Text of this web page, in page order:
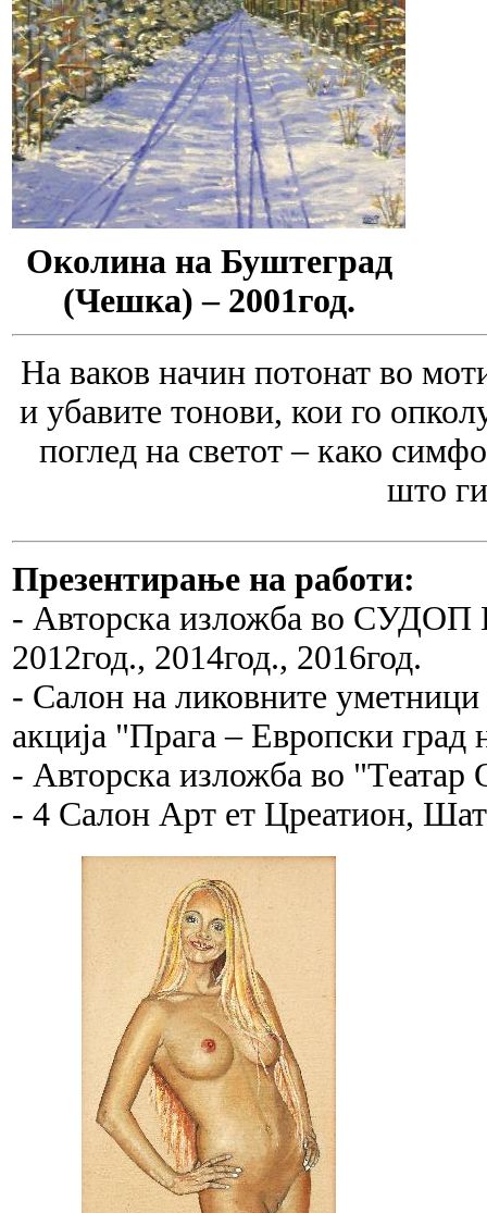
Околина на Буштеград
(Чешка) – 2001год.
На ваков начин потонат во
и убавите тонови, кои го
поглед на светот – како
што
Презентирање на работи:
- Авторска изложба во СУДОП
2012год., 2014год., 2016год.
- Салон на ликовните
акција "Прага – Европски град
- Авторска изложба во
- 4 Салон Арт ет Цреатион,